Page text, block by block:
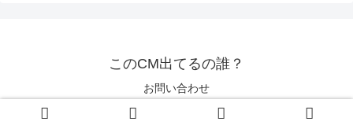
このCM出てるの誰？
お問い合わせ
© 2016 このCM出てるの誰？.